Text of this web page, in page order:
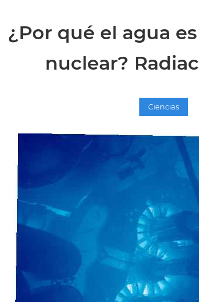
¿Por qué el agua
nuclear?
Ciencias